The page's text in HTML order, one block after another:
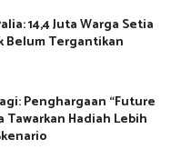
14,4 Juta Warga Setia
Belum Tergantikan
Penghargaan “Future
Tawarkan Hadiah Lebih